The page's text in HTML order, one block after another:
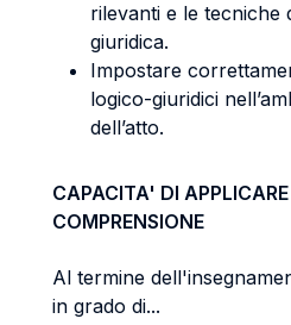
rilevanti e le tecniche
giuridica.
Impostare
logico-giuridici
dell’atto.
CAPACITA' DI
COMPRENSIONE
Al termine
in grado di...